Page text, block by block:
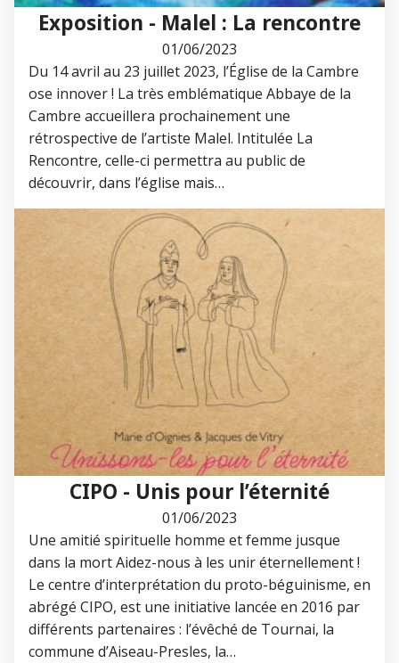
Exposition - Malel : La rencontre
01/06/2023
Du 14 avril au 23 juillet 2023, l’Église de la Cambre
ose innover ! La très emblématique Abbaye de la
Cambre accueillera prochainement une
rétrospective de l’artiste Malel. Intitulée La
Rencontre, celle-ci permettra au public de
découvrir, dans l’église mais…
CIPO - Unis pour l’éternité
01/06/2023
Une amitié spirituelle homme et femme jusque
dans la mort Aidez-nous à les unir éternellement !
Le centre d’interprétation du proto-béguinisme, en
abrégé CIPO, est une initiative lancée en 2016 par
différents partenaires : l’évêché de Tournai, la
commune d’Aiseau-Presles, la…